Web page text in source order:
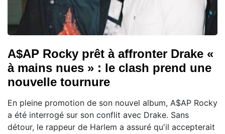
A$AP Rocky prêt à affronter Drake «
à mains nues » : le clash prend une
nouvelle tournure
En pleine promotion de son nouvel album, A$AP Rocky
a été interrogé sur son conflit avec Drake. Sans
détour, le rappeur de Harlem a assuré qu'il accepterait